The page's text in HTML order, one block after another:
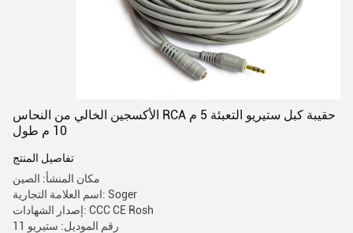
الأكسجين الخالي من النحاس RCA حقيبة كبل ستيريو التعبئة 5 م
10 م طول
تفاصيل المنتج
مكان المنشأ: الصين
اسم العلامة التجارية: Soger
إصدار الشهادات: CCC CE Rosh
رقم الموديل: ستيريو 11